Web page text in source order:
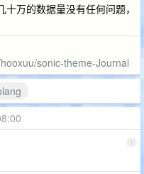
万的数据量没有任何问题，
sonic-theme-Journal
1